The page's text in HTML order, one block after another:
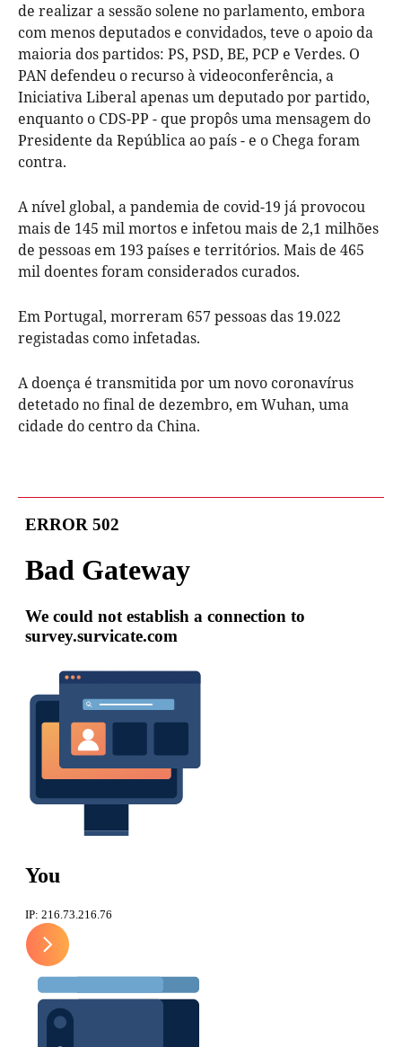
de realizar a sessão solene no parlamento, embora
com menos deputados e convidados, teve o apoio da
maioria dos partidos: PS, PSD, BE, PCP e Verdes. O
PAN defendeu o recurso à videoconferência, a
Iniciativa Liberal apenas um deputado por partido,
enquanto o CDS-PP - que propôs uma mensagem do
Presidente da República ao país - e o Chega foram
contra.
A nível global, a pandemia de covid-19 já provocou
mais de 145 mil mortos e infetou mais de 2,1 milhões
de pessoas em 193 países e territórios. Mais de 465
mil doentes foram considerados curados.
Em Portugal, morreram 657 pessoas das 19.022
registadas como infetadas.
A doença é transmitida por um novo coronavírus
detetado no final de dezembro, em Wuhan, uma
cidade do centro da China.